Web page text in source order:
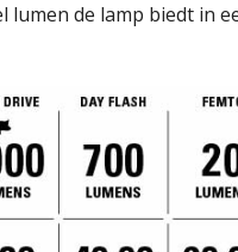
de lamp biedt in